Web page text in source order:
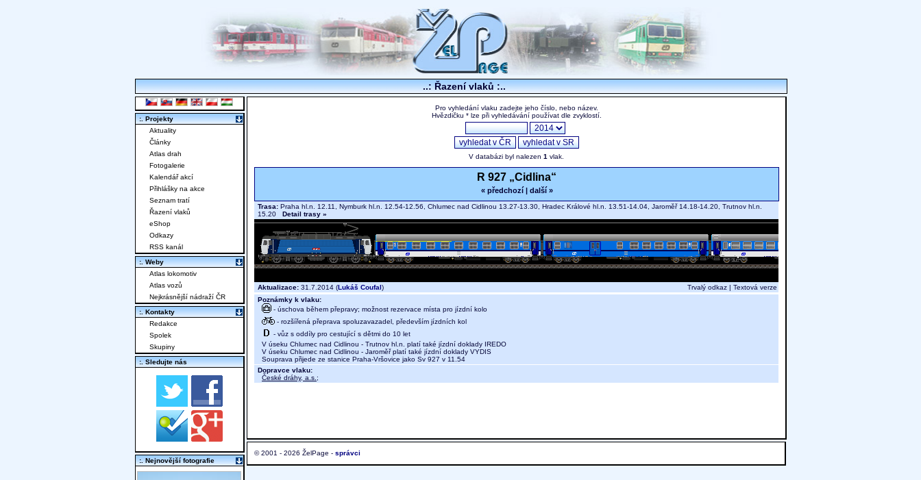
..: Řazení vlaků :..
Pro vyhledání vlaku zadejte jeho číslo, nebo název.
Hvězdičku * lze při vyhledávání používat dle zvyklostí.
V databázi byl nalezen 1 vlak.
R 927 „Cidlina“
« předchozí| další »
Trasa: Praha hl.n. 12.11, Nymburk hl.n. 12.54-12.56, Chlumec nad Cidlinou 13.27-13.30, Hradec Králové hl.n. 13.51-14.04, Jaroměř 14.18-14.20, Trutnov hl.n.
15.20 Detail trasy »
Aktualizace: 31.7.2014 (Lukáš Coufal) Trvalý odkaz | Textová verze
Poznámky k vlaku:
- úschova během přepravy; možnost rezervace místa pro jízdní kolo
- rozšířená přeprava spoluzavazadel, především jízdních kol
- vůz s oddíly pro cestující s dětmi do 10 let
V úseku Chlumec nad Cidlinou - Trutnov hl.n. platí také jízdní doklady IREDO
V úseku Chlumec nad Cidlinou - Jaroměř platí také jízdní doklady VYDIS
Souprava přijede ze stanice Praha-Vršovice jako Sv 927 v 11.54
Dopravce vlaku:
České dráhy, a.s. ;
© 2001 - 2026 ŽelPage - správci
:. Projekty
Aktuality
Články
Atlas drah
Fotogalerie
Kalendář akcí
Přihlášky na akce
Seznam tratí
Řazení vlaků
eShop
Odkazy
RSS kanál
:. Weby
Atlas lokomotiv
Atlas vozů
Nejkrásnější nádraží ČR
:. Kontakty
Redakce
Spolek
Skupiny
:. Sledujte nás
:. Nejnovější fotografie